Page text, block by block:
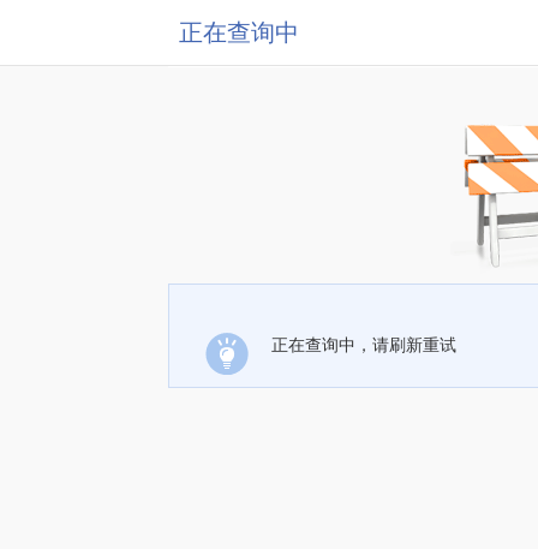
正在查询中
正在查询中，请刷新重试